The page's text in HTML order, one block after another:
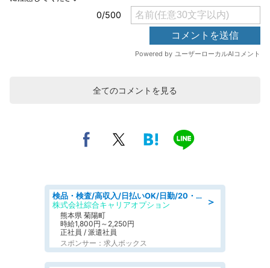
全てのコメントを見る
＞
検品・検査/高収入/日払いOK/日勤/20・30・40代活躍中/製造 工場
株式会社綜合キャリアオプション
熊本県 菊陽町
時給1,800円～2,250円
正社員 / 派遣社員
スポンサー：求人ボックス